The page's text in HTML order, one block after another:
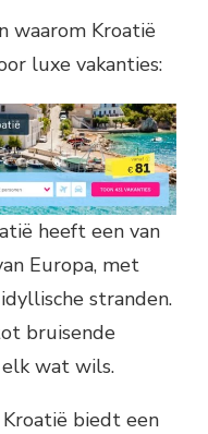
waarom Kroatië
luxe vakanties:
heeft een van
Europa, met
stranden.
bruisende
wat wils.
Kroatië biedt een